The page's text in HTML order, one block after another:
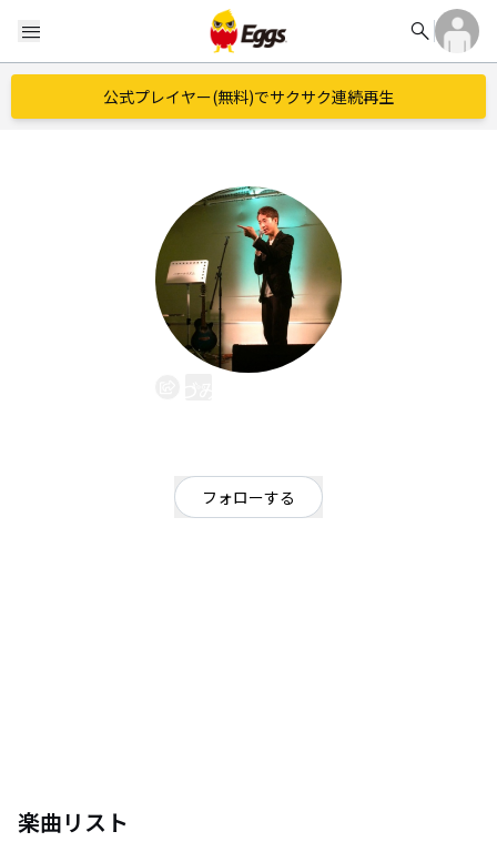
menu search
公式プレイヤー(無料)でサクサク連続再生
フォローする
楽曲リスト